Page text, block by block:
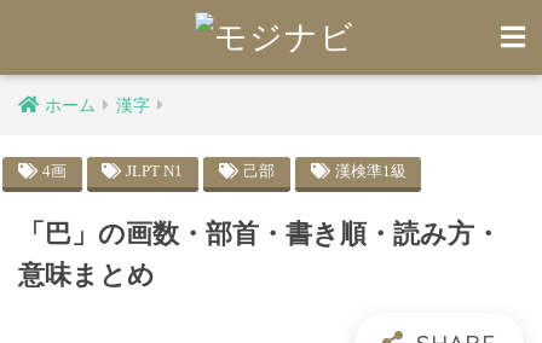
ホーム 漢字
4画 JLPT N1 己部 漢検準1級
「巴」の画数・部首・書き順・読み方・
意味まとめ